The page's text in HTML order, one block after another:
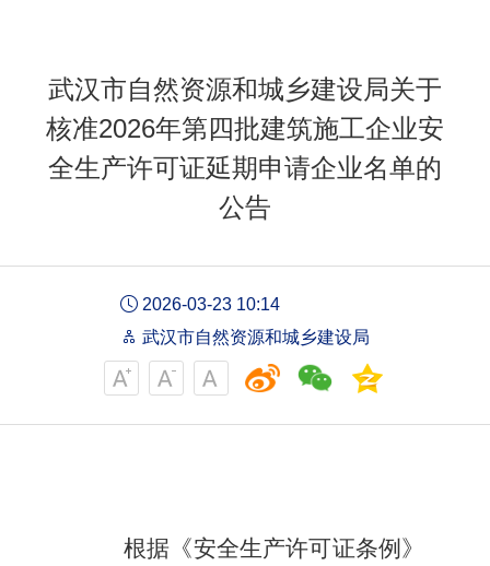
武汉市自然资源和城乡建设局关于
核准2026年第四批建筑施工企业安
全生产许可证延期申请企业名单的
公告
2026-03-23 10:14
武汉市自然资源和城乡建设局
根据《安全生产许可证条例》